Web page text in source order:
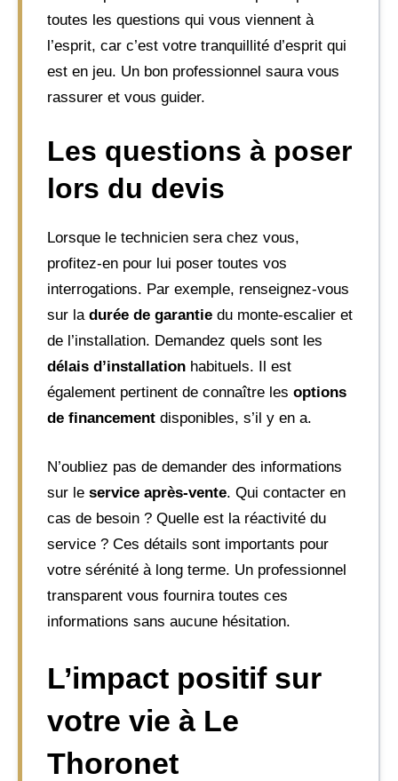
toutes les questions qui vous viennent à
l’esprit, car c’est votre tranquillité d’esprit qui
est en jeu. Un bon professionnel saura vous
rassurer et vous guider.
Les questions à poser
lors du devis
Lorsque le technicien sera chez vous,
profitez-en pour lui poser toutes vos
interrogations. Par exemple, renseignez-vous
sur la durée de garantie du monte-escalier et
de l’installation. Demandez quels sont les
délais d’installation habituels. Il est
également pertinent de connaître les options
de financement disponibles, s’il y en a.
N’oubliez pas de demander des informations
sur le service après-vente. Qui contacter en
cas de besoin ? Quelle est la réactivité du
service ? Ces détails sont importants pour
votre sérénité à long terme. Un professionnel
transparent vous fournira toutes ces
informations sans aucune hésitation.
L’impact positif sur
votre vie à Le
Thoronet